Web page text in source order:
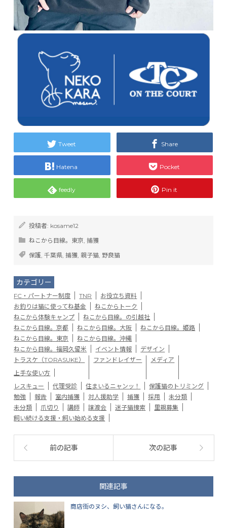
Tweet Share
Hatena Pocket
feedly Pin it
投稿者: kosame12
ねこから目線。東京 ,捕獲
保護 ,千葉県 ,捕獲 ,親子猫 野良猫
カテゴリー
FC・パートナー制度 TNR
お役立ち資料
お釣りは猫に使ってね基金
ねこからトーク
ねこから体験キャンプ
ねこから目線。の引越社
ねこから目線。京都
ねこから目線。大阪
ねこから目線。姫路
ねこから目線。東京
ねこから目線。沖縄
ねこから目線。福岡久留米
イベント情報
デザイン
トラスケ（TORASUKE）
上手な使い方
ファンドレイザー メディア
レスキュー 代理受診 住まいるニャンッ！
保護猫のトリミング
勉強
報告 室内捕獲 対人援助学 捕獲 採用
未分類
未分類
爪切り 講師 譲渡会 迷子猫捜索
里親募集
飼い続ける支援・飼い始める支援
前の記事 次の記事
関連記事
商店街のヌシ、飼い猫さんになる。